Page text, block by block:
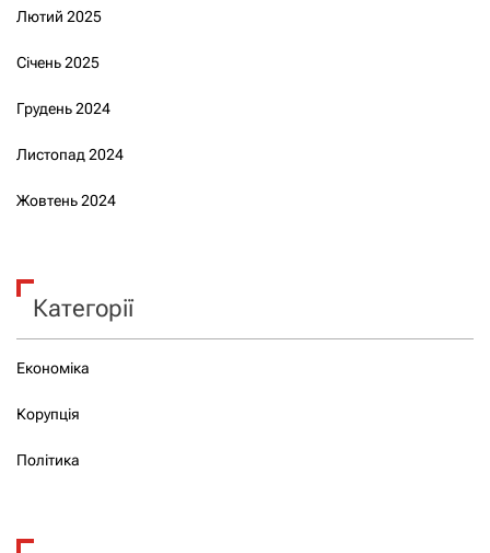
Лютий 2025
Січень 2025
Грудень 2024
Листопад 2024
Жовтень 2024
Категорії
Економіка
Корупція
Політика